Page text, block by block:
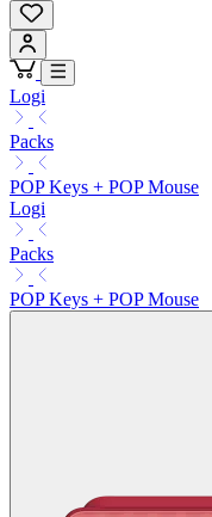
Logi
Packs
POP Keys + POP Mouse
Logi
Packs
POP Keys + POP Mouse